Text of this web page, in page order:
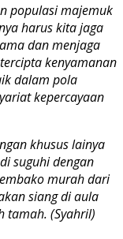
populasi majemuk
harus kita jaga
dan menjaga
kenyamanan
dalam pola
kepercayaan
khusus lainya
suguhi dengan
murah dari
siang di aula
tamah. (Syahril)